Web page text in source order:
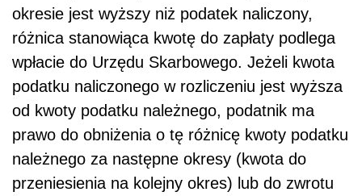
okresie jest wyższy niż podatek naliczony,
różnica stanowiąca kwotę do zapłaty podlega
wpłacie do Urzędu Skarbowego. Jeżeli kwota
podatku naliczonego w rozliczeniu jest wyższa
od kwoty podatku należnego, podatnik ma
prawo do obniżenia o tę różnicę kwoty podatku
należnego za następne okresy (kwota do
przeniesienia na kolejny okres) lub do zwrotu